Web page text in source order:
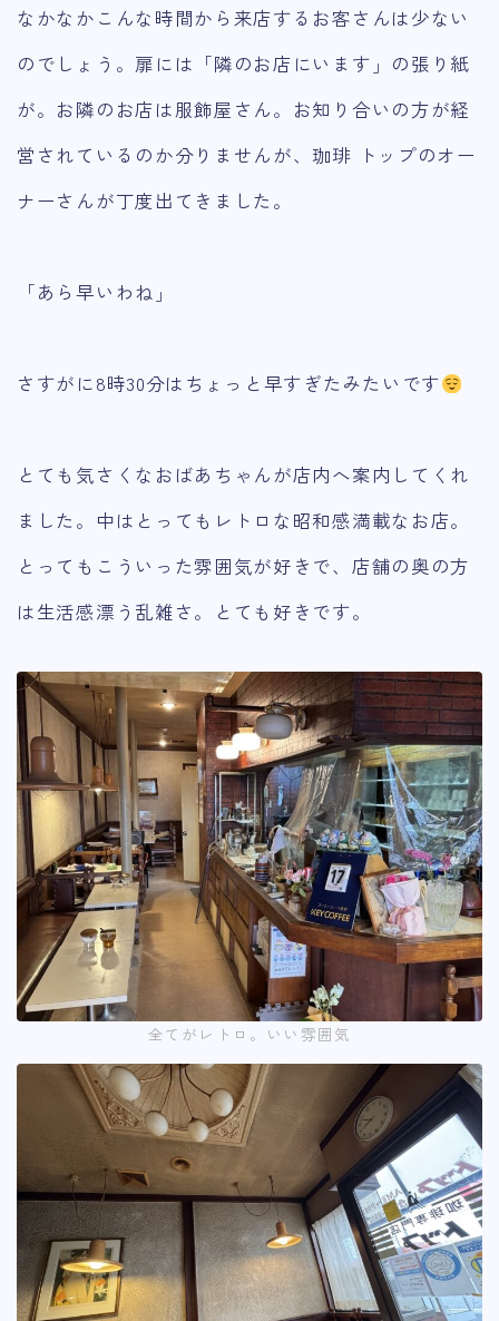
なかなかこんな時間から来店するお客さんは少ない
のでしょう。扉には「隣のお店にいます」の張り紙
が。お隣のお店は服飾屋さん。お知り合いの方が経
営されているのか分りませんが、珈琲 トップのオー
ナーさんが丁度出てきました。
「あら早いわね」
さすがに8時30分はちょっと早すぎたみたいです
とても気さくなおばあちゃんが店内へ案内してくれ
ました。中はとってもレトロな昭和感満載なお店。
とってもこういった雰囲気が好きで、店舗の奥の方
は生活感漂う乱雑さ。とても好きです。
全てがレトロ。いい雰囲気